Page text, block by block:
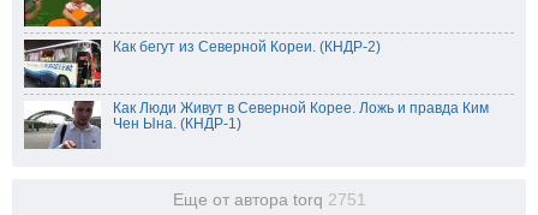
Как бегут из Северной Кореи. (КНДР-2)
Как Люди Живут в Северной Корее. Ложь и правда Ким
Чен Ына. (КНДР-1)
Еще от автора torq 2751